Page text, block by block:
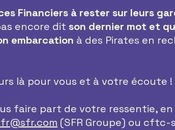
Financiers à rester sur leurs
encore dit son dernier mot et
embarcation à des Pirates en
là pour vous et à votre écoute !
faire part de votre ressentie,
(SFR Groupe) ou